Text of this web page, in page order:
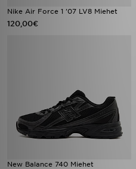
Nike Air Force 1 '07 LV8 Miehet
120,00€
New Balance 740 Miehet